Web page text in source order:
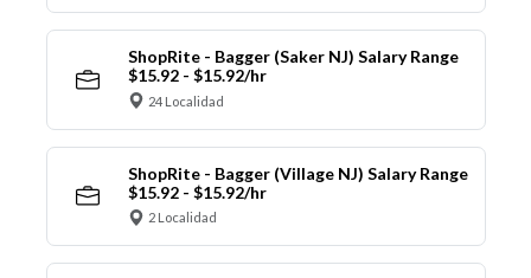
ShopRite - Bagger (Saker NJ) Salary Range
$15.92 - $15.92/hr
24 Localidad
ShopRite - Bagger (Village NJ) Salary Range
$15.92 - $15.92/hr
2 Localidad